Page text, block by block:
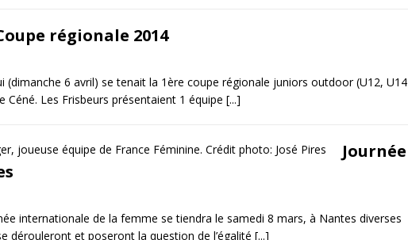
régionale 2014
(dimanche 6 avril) se tenait la 1ère coupe régionale juniors outdoor (U12, U14
Céné. Les Frisbeurs présentaient 1 équipe [...]
Journée
internationale de la femme se tiendra le samedi 8 mars, à Nantes diverses
dérouleront et poseront la question de l’égalité [...]